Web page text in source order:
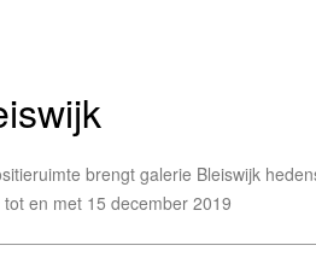
brengt galerie Bleiswijk
en met 15 december 2019